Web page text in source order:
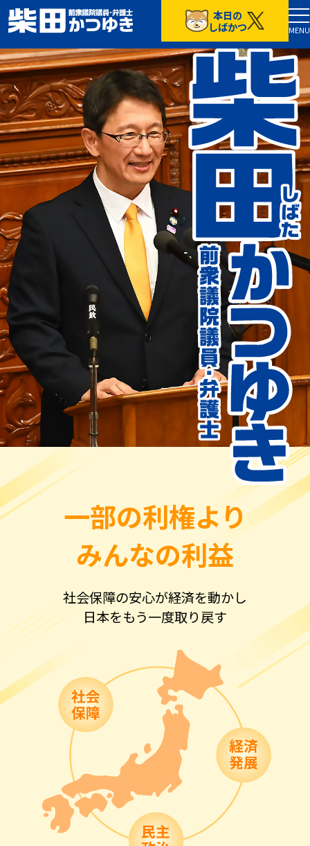
本日の
しばかつ
MENU
TOP
５つの政策
プロフィール
お知らせ
しばかつ通信
通常号
特別号
応援する
しばかつ目安箱
プライバシーポリシー
中道改革連合東京都第16区総支部
自治体議員選挙「候補者公募」要綱
一部の利権より
みんなの利益
社会保障の安心が経済を動かし
日本をもう一度取り戻す